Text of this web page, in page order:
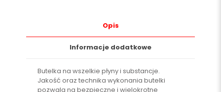
Opis
Informacje dodatkowe
Butelka na wszelkie płyny i substancje.
Jakość oraz technika wykonania butelki
pozwala na bezpieczne i wielokrotne